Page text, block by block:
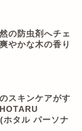
の防虫剤へチェ
やかな木の香り
スキンケアがす
タル パーソナ